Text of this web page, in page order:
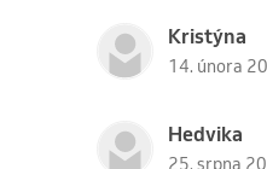
Kristýna
14. února
Hedvika
25. srpna